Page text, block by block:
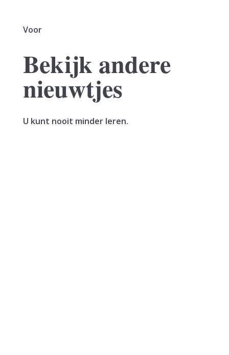
Voor
Bekijk andere
nieuwtjes
U kunt nooit minder leren.